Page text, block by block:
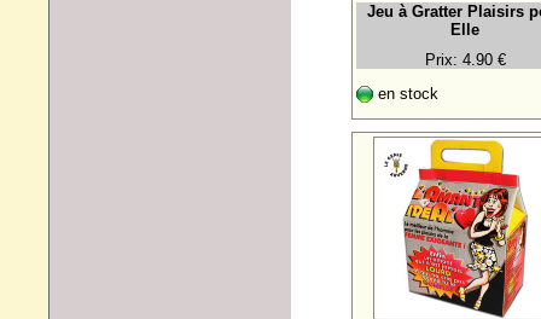
Jeu à Gratter Plaisirs
Elle
Prix: 4.90 €
en stock